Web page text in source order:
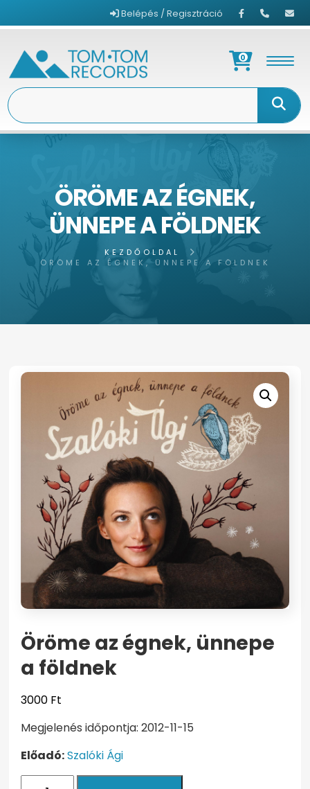
Belépés / Regisztráció
0
ÖRÖME AZ ÉGNEK,
ÜNNEPE A FÖLDNEK
KEZDŐOLDAL
ÖRÖME AZ ÉGNEK, ÜNNEPE A FÖLDNEK
Öröme az égnek, ünnepe
a földnek
3000 Ft
Megjelenés időpontja: 2012-11-15
Előadó:Szalóki Ági